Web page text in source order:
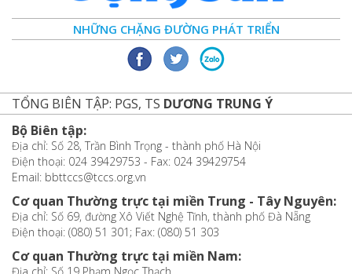
NHỮNG CHẶNG ĐƯỜNG PHÁT TRIỂN
TỔNG BIÊN TẬP: PGS, TS DƯƠNG TRUNG Ý
Bộ Biên tập:
Địa chỉ: Số 28, Trần Bình Trọng - thành phố Hà Nội
Điện thoại: 024 39429753 - Fax: 024 39429754
Email: bbttccs@tccs.org.vn
Cơ quan Thường trực tại miền Trung - Tây Nguyên:
Địa chỉ: Số 69, đường Xô Viết Nghệ Tĩnh, thành phố Đà Nẵng
Điện thoại: (080) 51 301; Fax: (080) 51 303
Cơ quan Thường trực tại miền Nam: